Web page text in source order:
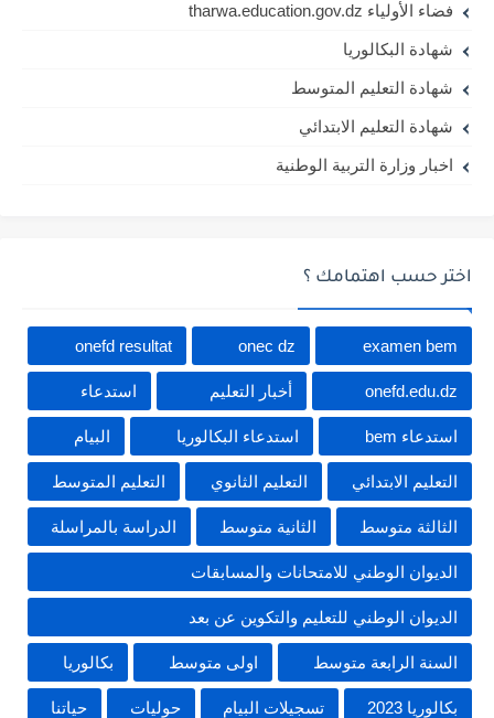
فضاء الأولياء tharwa.education.gov.dz
شهادة البكالوريا
شهادة التعليم المتوسط
شهادة التعليم الابتدائي
اخبار وزارة التربية الوطنية
اختر حسب اهتمامك ؟
examen bem
onec dz
onefd resultat
onefd.edu.dz أخبار التعليم استدعاء
استدعاء bem استدعاء البكالوريا البيام
التعليم الابتدائي التعليم الثانوي التعليم المتوسط
الثالثة متوسط الثانية متوسط الدراسة بالمراسلة
الديوان الوطني للامتحانات والمسابقات
الديوان الوطني للتعليم والتكوين عن بعد
السنة الرابعة متوسط اولى متوسط بكالوريا
بكالوريا 2023 تسجيلات البيام حوليات حياتنا